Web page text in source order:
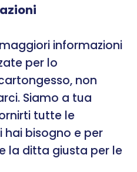
informazioni
per lo
non
Siamo a tua
tutte le
hai bisogno e per
la ditta giusta per le